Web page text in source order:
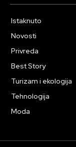
Istaknuto
Novosti
Privreda
Best Story
Turizam i ekologija
Tehnologija
Moda